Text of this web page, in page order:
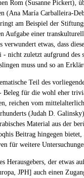
Rom (Susanne Pickert),
(Ana María Carballeira-
am Beispiel der
Aufgabe einer
etwas, dass
nicht zuletzt aufgrund
muss und so an
Teil des
für die wohl eher
reichen vom
(Judah D.
Material aus der
Beitrag hingegen bietet,
für weitere
Herausgebers, der etwas
JPH] auch einen